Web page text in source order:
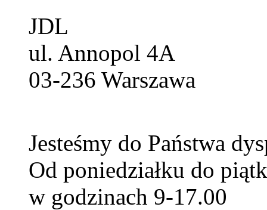
JDL
ul. Annopol 4A
03-236 Warszawa
Jesteśmy do Państwa
Od poniedziałku do
w godzinach 9-17.00